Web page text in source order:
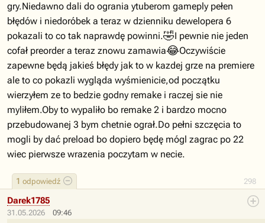
298
1 odpowiedź
gry.Niedawno dali do ogrania ytuberom gameply pełen
błędów i niedoróbek a teraz w dzienniku dewelopera 6
pokazali to co tak naprawdę powinni.🤣I pewnie nie jeden
cofał preorder a teraz znowu zamawia😂Oczywiście
zapewne będą jakieś błędy jak to w kazdej grze na premiere
ale to co pokazli wygląda wyśmienicie,od początku
wierzyłem ze to bedzie godny remake i raczej sie nie
myliłem.Oby to wypaliło bo remake 2 i bardzo mocno
przebudowanej 3 bym chetnie ograł.Do pełni szczęcia to
mogli by dać preload bo dopiero będę mógl zagrac po 22
wiec pierwsze wrazenia poczytam w necie.
31.05.2026 09:46
Darek1785